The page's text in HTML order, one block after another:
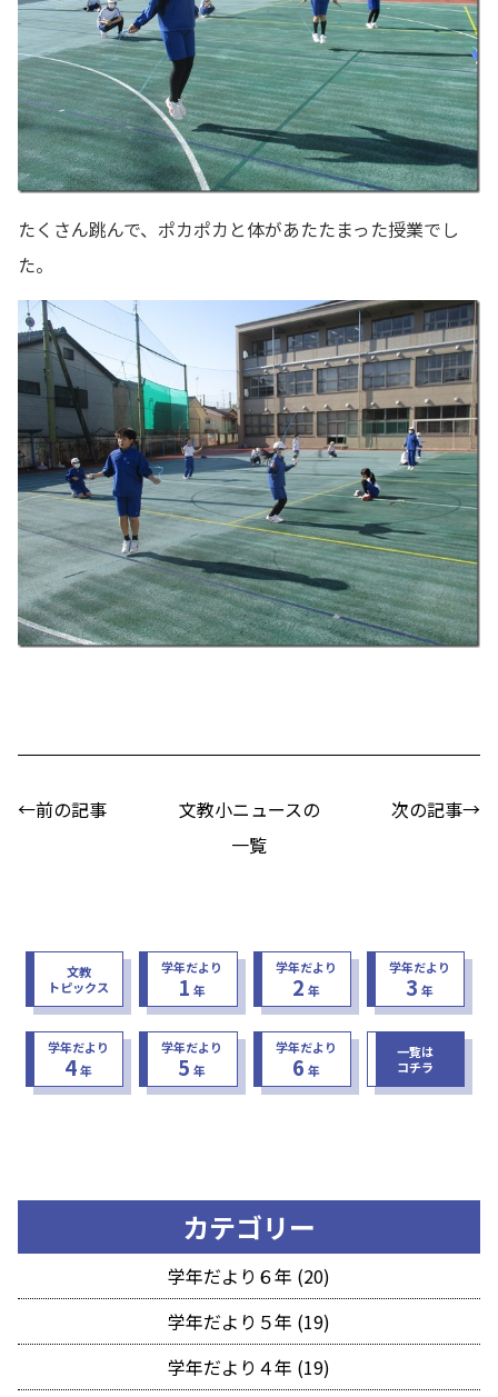
たくさん跳んで、ポカポカと体があたたまった授業でし
た。
←前の記事
文教小ニュースの
一覧
次の記事→
文教
トピックス
学年だより
1 年
学年だより
2 年
学年だより
3 年
学年だより
4年
学年だより
5 年
学年だより
6 年
一覧は
コチラ
カテゴリー
学年だより６年 (20)
学年だより５年 (19)
学年だより４年 (19)